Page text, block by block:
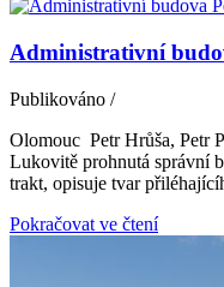
Administrativní
Publikováno /
Olomouc Petr Hrůša, Petr
Lukovitě prohnutá správní
trakt, opisuje tvar
Pokračovat ve čtení